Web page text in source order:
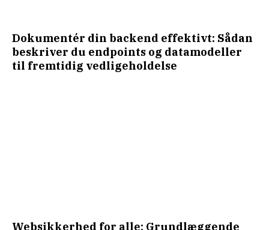
Dokumentér din backend effektivt: Sådan
beskriver du endpoints og datamodeller
til fremtidig vedligeholdelse
Websikkerhed for alle: Grundlæggende